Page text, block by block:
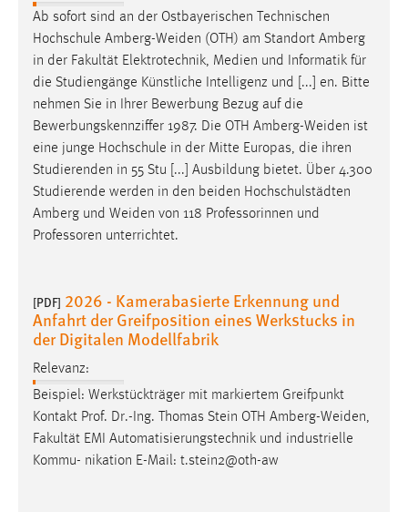
Ab sofort sind an der Ostbayerischen Technischen
Hochschule Amberg-Weiden (OTH) am Standort Amberg
in der Fakultät Elektrotechnik, Medien und Informatik für
die Studiengänge Künstliche Intelligenz und [...] en. Bitte
nehmen Sie in Ihrer Bewerbung Bezug auf die
Bewerbungskennziffer 1987. Die OTH Amberg-Weiden ist
eine junge Hochschule in der Mitte Europas, die ihren
Studierenden in 55 Stu [...] Ausbildung bietet. Über 4.300
Studierende werden in den beiden Hochschulstädten
Amberg und Weiden von 118 Professorinnen und
Professoren unterrichtet.
[PDF] 2026 - Kamerabasierte Erkennung und
Anfahrt der Greifposition eines Werkstucks in
der Digitalen Modellfabrik
Relevanz:
Beispiel: Werkstückträger mit markiertem Greifpunkt
Kontakt Prof. Dr.-Ing. Thomas Stein OTH Amberg-Weiden,
Fakultät EMI Automatisierungstechnik und industrielle
Kommu- nikation E-Mail: t.stein2@oth-aw
Name:
chat-frame-style-5e9dbeb1811c0446
Zweck:
Wird benötigt um die Chatfunktion nutzen zu können.
Cookie Laufzeit:
MibewSessionID, mibew-chat-frame-style-
5e9dbeb1811c0446 = Sitzungslaufzeit, mibew_locale = 3
Jahre, MIBEW_UserID = 1 Jahr
fe_user, be_user, be_lastLoginProvider
Zweck:
einloggen zu können.
Cookie Laufzeit: